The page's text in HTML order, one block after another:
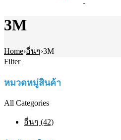
3M
Home›อื่นๆ›3M
Filter
หมวดหมู่สินค้า
All Categories
อื่นๆ (42)